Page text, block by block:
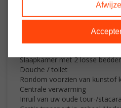
Ruime stacaravan met 2
Woon / leefruimte met gas
Keuken met oven / grill en
Slaapkamer met 2 losse
Douche / toilet
Rondom voorzien van kunstof
Centrale verwarming
Inruil van uw oude tour-/